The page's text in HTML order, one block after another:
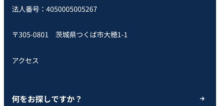
法人番号：4050005005267
〒305-0801 茨城県つくば市大穂1-1
アクセス
何をお探しですか？